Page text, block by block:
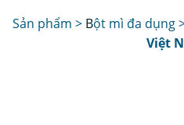
Sản phẩm > Bột mì đa dụng
Việt